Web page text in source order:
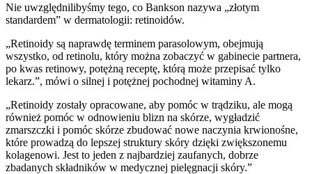
Nie uwzględnilibyśmy tego, co Bankson nazywa „złotym
standardem” w dermatologii: retinoidów.
„Retinoidy są naprawdę terminem parasolowym, obejmują
wszystko, od retinolu, który można zobaczyć w gabinecie partnera,
po kwas retinowy, potężną receptę, którą może przepisać tylko
lekarz.”, mówi o silnej i potężnej pochodnej witaminy A.
„Retinoidy zostały opracowane, aby pomóc w trądziku, ale mogą
również pomóc w odnowieniu blizn na skórze, wygładzić
zmarszczki i pomóc skórze zbudować nowe naczynia krwionośne,
które prowadzą do lepszej struktury skóry dzięki zwiększonemu
kolagenowi. Jest to jeden z najbardziej zaufanych, dobrze
zbadanych składników w medycznej pielęgnacji skóry.”